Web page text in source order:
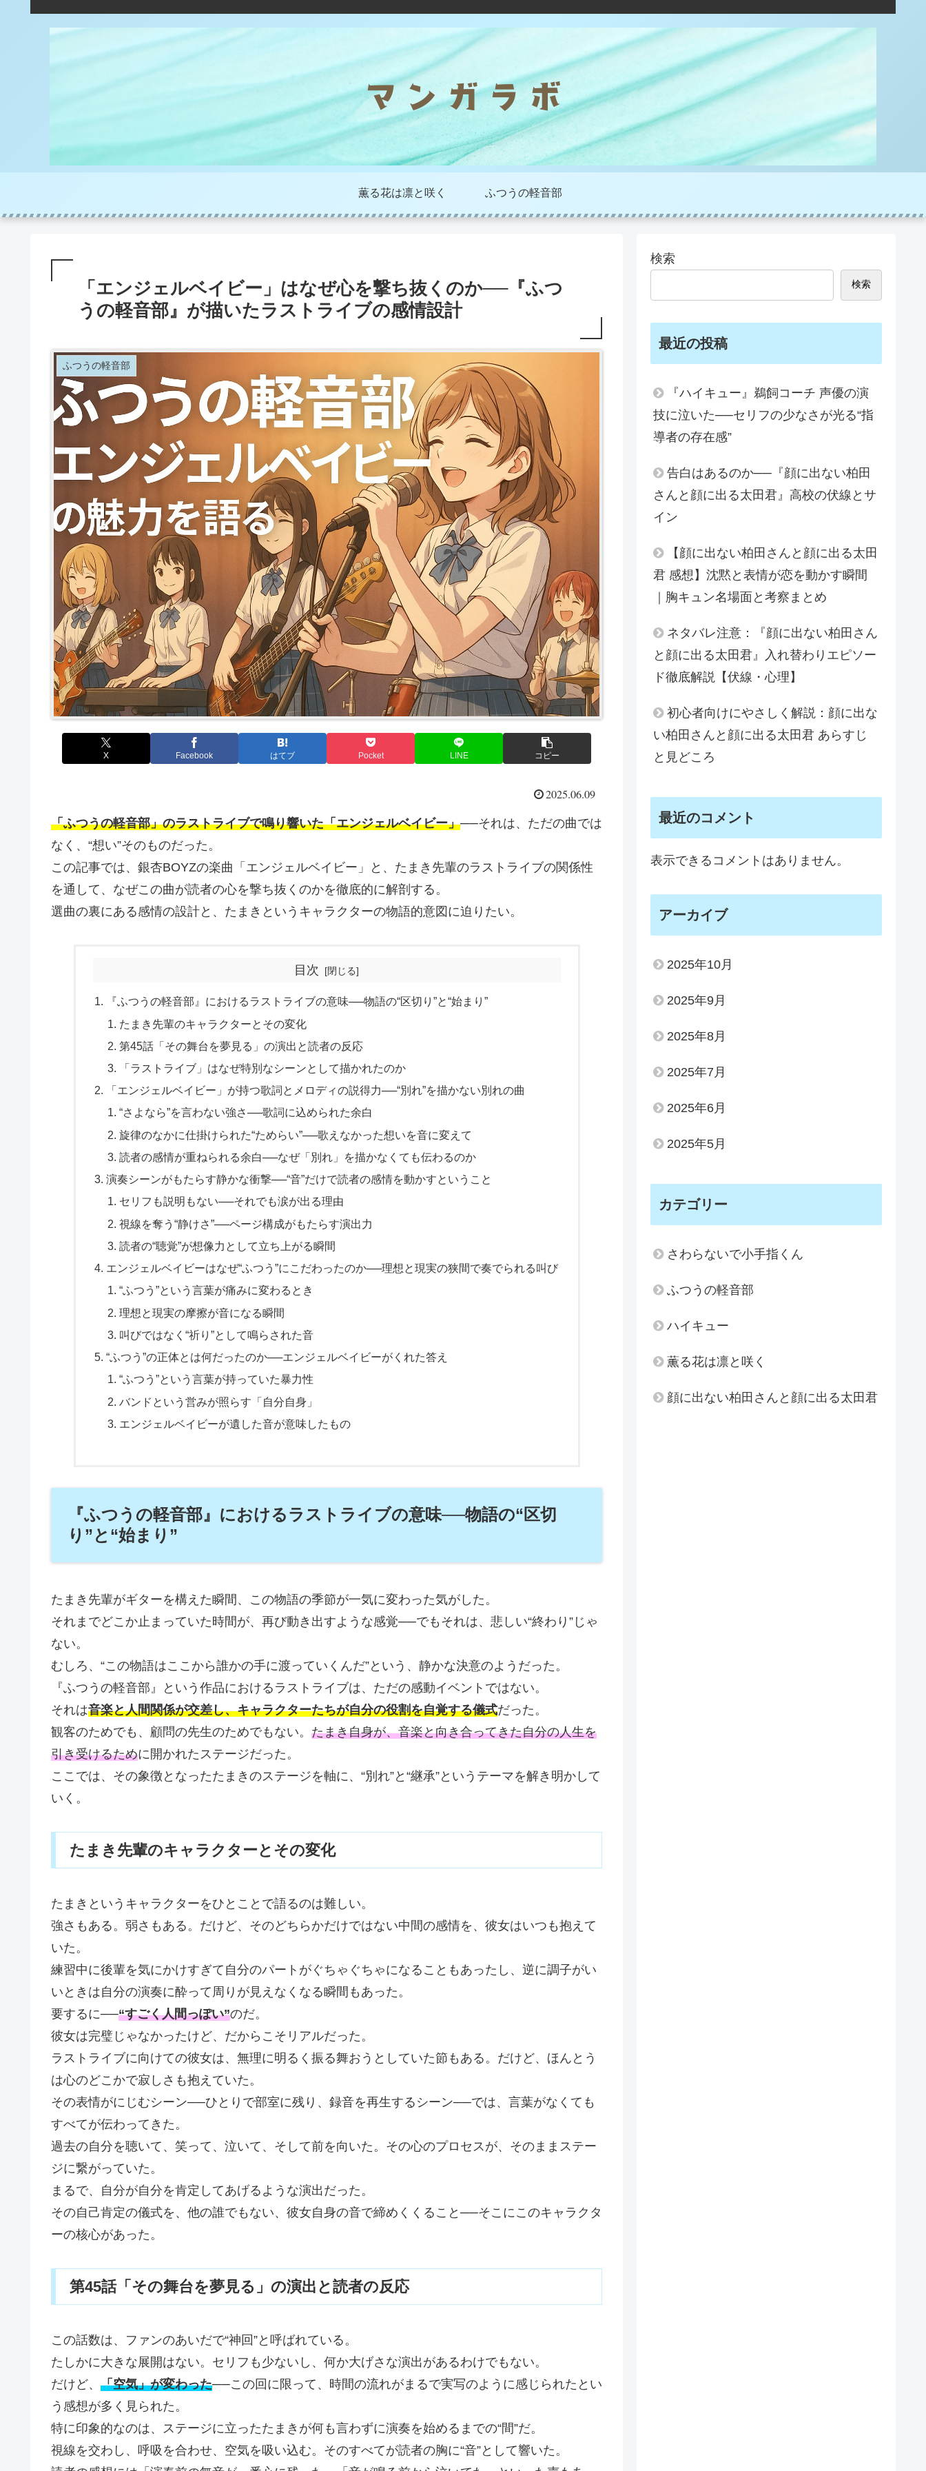
薫る花は凛と咲く ふつうの軽音部
「エンジェルベイビー」はなぜ心を撃ち抜くのか──『ふつ
うの軽音部』が描いたラストライブの感情設計
ふつうの軽音部
X Facebook はてブ Pocket LINE コピー
2025.06.09
「ふつうの軽音部」のラストライブで鳴り響いた「エンジェルベイビー」──それは、ただの曲では
なく、“想い”そのものだった。
この記事では、銀杏BOYZの楽曲「エンジェルベイビー」と、たまき先輩のラストライブの関係性
を通して、なぜこの曲が読者の心を撃ち抜くのかを徹底的に解剖する。
選曲の裏にある感情の設計と、たまきというキャラクターの物語的意図に迫りたい。
目次
『ふつうの軽音部』におけるラストライブの意味──物語の“区切り”と“始まり”
たまき先輩のキャラクターとその変化
第45話「その舞台を夢見る」の演出と読者の反応
「ラストライブ」はなぜ特別なシーンとして描かれたのか
「エンジェルベイビー」が持つ歌詞とメロディの説得力──“別れ”を描かない別れの曲
“さよなら”を言わない強さ──歌詞に込められた余白
旋律のなかに仕掛けられた“ためらい”──歌えなかった想いを音に変えて
読者の感情が重ねられる余白──なぜ「別れ」を描かなくても伝わるのか
演奏シーンがもたらす静かな衝撃──“音”だけで読者の感情を動かすということ
セリフも説明もない──それでも涙が出る理由
視線を奪う“静けさ”──ページ構成がもたらす演出力
読者の“聴覚”が想像力として立ち上がる瞬間
エンジェルベイビーはなぜ“ふつう”にこだわったのか──理想と現実の狭間で奏でられる叫び
“ふつう”という言葉が痛みに変わるとき
理想と現実の摩擦が音になる瞬間
叫びではなく“祈り”として鳴らされた音
“ふつう”の正体とは何だったのか──エンジェルベイビーがくれた答え
“ふつう”という言葉が持っていた暴力性
バンドという営みが照らす「自分自身」
エンジェルベイビーが遺した音が意味したもの
『ふつうの軽音部』におけるラストライブの意味──物語の“区切
り”と“始まり”
たまき先輩がギターを構えた瞬間、この物語の季節が一気に変わった気がした。
それまでどこか止まっていた時間が、再び動き出すような感覚──でもそれは、悲しい“終わり”じゃ
ない。
むしろ、“この物語はここから誰かの手に渡っていくんだ”という、静かな決意のようだった。
『ふつうの軽音部』という作品におけるラストライブは、ただの感動イベントではない。
それは音楽と人間関係が交差し、キャラクターたちが自分の役割を自覚する儀式だった。
観客のためでも、顧問の先生のためでもない。 たまき自身が、音楽と向き合ってきた自分の人生を
引き受けるために開かれたステージだった。
ここでは、その象徴となったたまきのステージを軸に、“別れ”と“継承”というテーマを解き明かして
いく。
たまき先輩のキャラクターとその変化
たまきというキャラクターをひとことで語るのは難しい。
強さもある。弱さもある。だけど、そのどちらかだけではない中間の感情を、彼女はいつも抱えて
いた。
練習中に後輩を気にかけすぎて自分のパートがぐちゃぐちゃになることもあったし、逆に調子がい
いときは自分の演奏に酔って周りが見えなくなる瞬間もあった。
要するに──“すごく人間っぽい”のだ。
彼女は完璧じゃなかったけど、だからこそリアルだった。
ラストライブに向けての彼女は、無理に明るく振る舞おうとしていた節もある。だけど、ほんとう
は心のどこかで寂しさも抱えていた。
その表情がにじむシーン──ひとりで部室に残り、録音を再生するシーン──では、言葉がなくても
すべてが伝わってきた。
過去の自分を聴いて、笑って、泣いて、そして前を向いた。その心のプロセスが、そのままステー
ジに繋がっていた。
まるで、自分が自分を肯定してあげるような演出だった。
その自己肯定の儀式を、他の誰でもない、彼女自身の音で締めくくること──そこにこのキャラクタ
ーの核心があった。
第45話「その舞台を夢見る」の演出と読者の反応
この話数は、ファンのあいだで“神回”と呼ばれている。
たしかに大きな展開はない。セリフも少ないし、何か大げさな演出があるわけでもない。
だけど、 「空気」が変わった──この回に限って、時間の流れがまるで実写のように感じられたとい
う感想が多く見られた。
特に印象的なのは、ステージに立ったたまきが何も言わずに演奏を始めるまでの“間”だ。
視線を交わし、呼吸を合わせ、空気を吸い込む。そのすべてが読者の胸に“音”として響いた。
検索
検索
最近の投稿
『ハイキュー』鵜飼コーチ 声優の演
技に泣いた──セリフの少なさが光る“指
導者の存在感”
告白はあるのか──『顔に出ない柏田
さんと顔に出る太田君』高校の伏線とサ
イン
【顔に出ない柏田さんと顔に出る太田
君 感想】沈黙と表情が恋を動かす瞬間
｜胸キュン名場面と考察まとめ
ネタバレ注意：『顔に出ない柏田さん
と顔に出る太田君』入れ替わりエピソー
ド徹底解説【伏線・心理】
初心者向けにやさしく解説：顔に出な
い柏田さんと顔に出る太田君 あらすじ
と見どころ
最近のコメント
表示できるコメントはありません。
アーカイブ
2025年10月
2025年9月
2025年8月
2025年7月
2025年6月
2025年5月
カテゴリー
さわらないで小手指くん
ふつうの軽音部
ハイキュー
薫る花は凛と咲く
顔に出ない柏田さんと顔に出る太田君